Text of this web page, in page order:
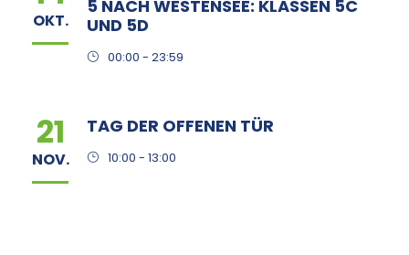
OKT.
5 NACH WESTENSEE: KLASSEN 5C
UND 5D
00:00 - 23:59
21
NOV.
TAG DER OFFENEN TÜR
10:00 - 13:00